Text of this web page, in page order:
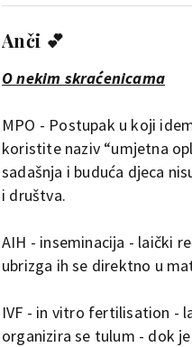
Anči 💕
O nekim skraćenicama
MPO - Postupak u koji
koristite naziv “umjetna
sadašnja i buduća djeca
i društva.
AIH - inseminacija - laički
ubrizga ih se direktno u
IVF - in vitro fertilisation -
organizira se tulum - dok